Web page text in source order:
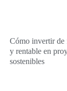
Cómo invertir de
y rentable en
sostenibles